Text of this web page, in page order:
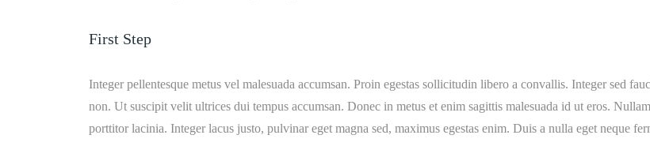
First Step
Integer pellentesque metus vel malesuada accumsan. Proin egestas sollicitudin libero a convallis. Integer sed
non. Ut suscipit velit ultrices dui tempus accumsan. Donec in metus et enim sagittis malesuada id ut eros.
porttitor lacinia. Integer lacus justo, pulvinar eget magna sed, maximus egestas enim. Duis a nulla eget neque